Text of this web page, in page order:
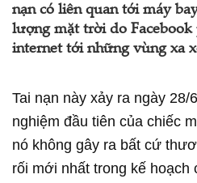
nạn có liên quan tới máy
lượng mặt trời do
internet tới những vùng xa
Tai nạn này xảy ra ngày 28/
nghiệm đầu tiên của chiếc
nó không gây ra bất cứ
rối mới nhất trong kế hoạch